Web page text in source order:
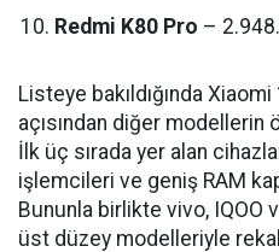
Redmi K80 Pro –
Listeye bakıldığında
açısından diğer
İlk üç sırada yer alan
işlemcileri ve geniş RAM
Bununla birlikte vivo, IQOO
üst düzey modelleriyle